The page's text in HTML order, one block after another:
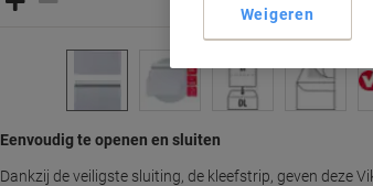
Eenvoudig te openen en sluiten
Dankzij de veiligste sluiting, de kleefstrip, geven deze
Weigeren